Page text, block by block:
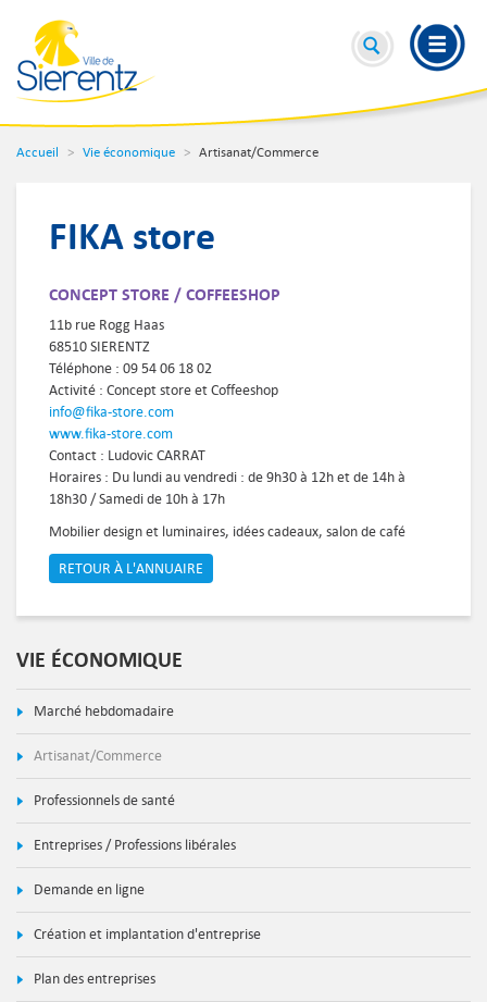
Accueil Vie économique Artisanat/Commerce
FIKA store
CONCEPT STORE / COFFEESHOP
11b rue Rogg Haas
68510 SIERENTZ
Téléphone : 09 54 06 18 02
Activité : Concept store et Coffeeshop
info@fika-store.com
www.fika-store.com
Contact : Ludovic CARRAT
Horaires : Du lundi au vendredi : de 9h30 à 12h et de 14h à
18h30 / Samedi de 10h à 17h
Mobilier design et luminaires, idées cadeaux, salon de café
RETOUR À L'ANNUAIRE
VIE ÉCONOMIQUE
Marché hebdomadaire
Artisanat/Commerce
Professionnels de santé
Entreprises / Professions libérales
Demande en ligne
Création et implantation d'entreprise
Plan des entreprises